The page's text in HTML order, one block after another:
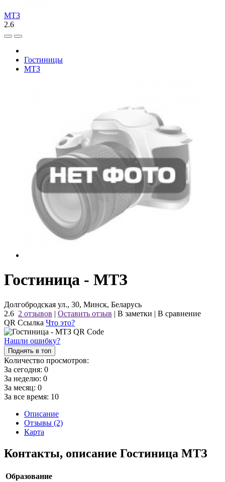
МТЗ
2.6
Гостиницы
МТЗ
Гостиница - МТЗ
Долгобродская ул., 30, Минск, Беларусь
2.6 2 отзывов | Оставить отзыв | В заметки | В сравнение
QR Ссылка Что это?
Нашли ошибку?
Поднять в топ
Количество просмотров:
За сегодня: 0
За неделю: 0
За месяц: 0
За все время: 10
Описание
Отзывы (2)
Карта
Контакты, описание Гостиница МТЗ
Образование